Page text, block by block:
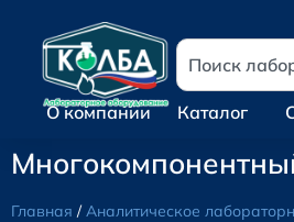
О компании Каталог
Главная /Аналитическое